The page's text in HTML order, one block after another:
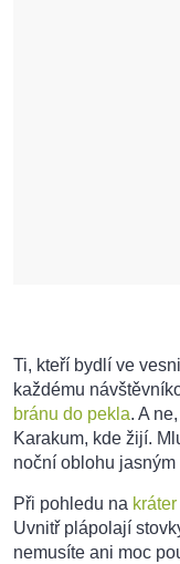
Ti, kteří bydlí ve
každému
bránu do pekla. A
Karakum, kde žijí.
noční oblohu jasným
Při pohledu na kráter
Uvnitř plápolají
nemusíte ani moc